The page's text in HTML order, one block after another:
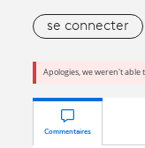
se connecter